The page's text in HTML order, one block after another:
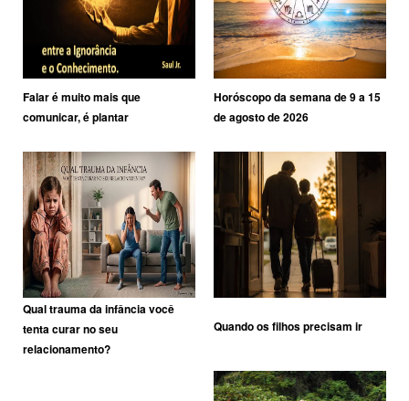
Falar é muito mais que
comunicar, é plantar
Horóscopo da semana de 9 a 15
de agosto de 2026
Qual trauma da infância você
tenta curar no seu
relacionamento?
Quando os filhos precisam ir